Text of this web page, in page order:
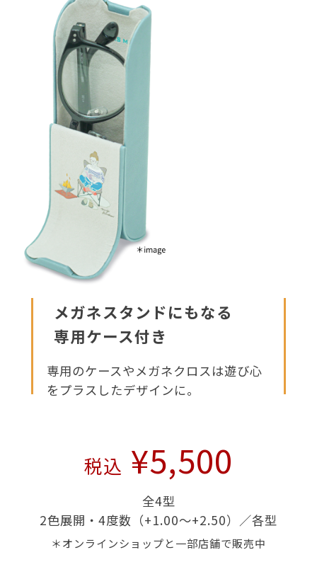
メガネスタンドにもなる
専用ケース付き
専用のケースやメガネクロスは遊び心
をプラスしたデザインに。
税込 ¥5,500
全4型
2色展開・4度数（+1.00〜+2.50）／各型
＊オンラインショップと一部店舗で販売中